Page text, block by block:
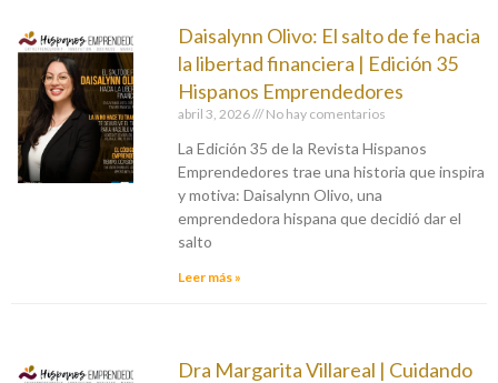
Daisalynn Olivo: El salto de fe hacia
la libertad financiera | Edición 35
Hispanos Emprendedores
abril 3, 2026 No hay comentarios
La Edición 35 de la Revista Hispanos
Emprendedores trae una historia que inspira
y motiva: Daisalynn Olivo, una
emprendedora hispana que decidió dar el
salto
Leer más »
Dra Margarita Villareal | Cuidando